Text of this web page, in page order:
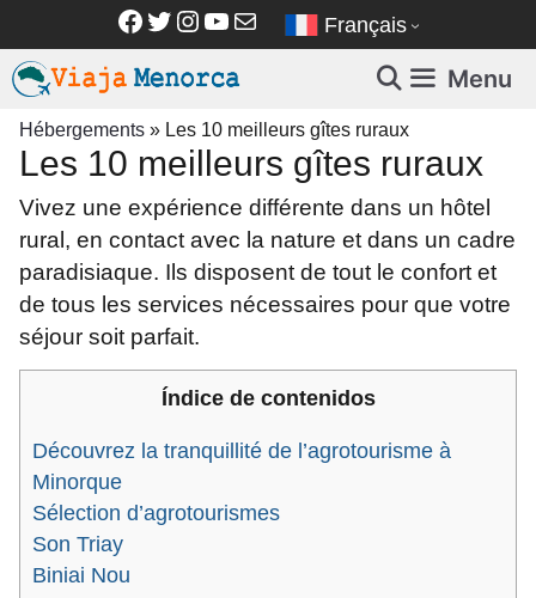
contenu
Facebook
Twitter
Instagram
YouTube
E-mail Français
Menu
Hébergements » Les 10 meilleurs gîtes ruraux
Les 10 meilleurs gîtes ruraux
Vivez une expérience différente dans un hôtel
rural, en contact avec la nature et dans un cadre
paradisiaque. Ils disposent de tout le confort et
de tous les services nécessaires pour que votre
séjour soit parfait.
Índice de contenidos
Découvrez la tranquillité de l’agrotourisme à
Minorque
Sélection d’agrotourismes
Son Triay
Biniai Nou